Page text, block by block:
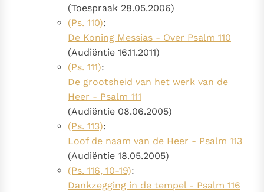
(Toespraak 28.05.2006)
(Ps. 110):
De Koning Messias - Over Psalm 110
(Audiëntie 16.11.2011)
(Ps. 111):
De grootsheid van het werk van de
Heer - Psalm 111
(Audiëntie 08.06.2005)
(Ps. 113):
Loof de naam van de Heer - Psalm 113
(Audiëntie 18.05.2005)
(Ps. 116, 10-19):
Dankzegging in de tempel - Psalm 116